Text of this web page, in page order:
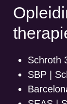
Schroth
SBP |